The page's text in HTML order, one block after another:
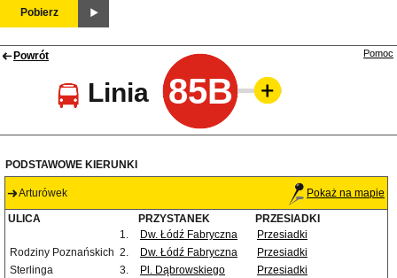
Pobierz
Powrót
Linia 85B
Pomoc
PODSTAWOWE KIERUNKI
Arturówek Pokaż na mapie
ULICA PRZYSTANEK
PRZESIADKI
1.
Dw. Łódź Fabryczna
Przesiadki
Rodziny Poznańskich 2. Dw. Łódź Fabryczna
Przesiadki
Sterlinga
3. Pl. Dąbrowskiego
Przesiadki